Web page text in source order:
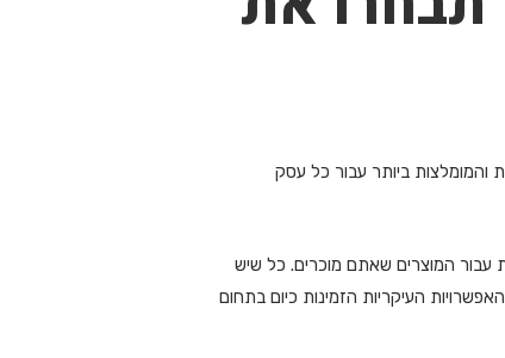
והמומלצות ביותר עבור כל עסק
עבור המוצרים שאתם מוכרים. כל שיש
העיקריות הזמינות כיום בתחום